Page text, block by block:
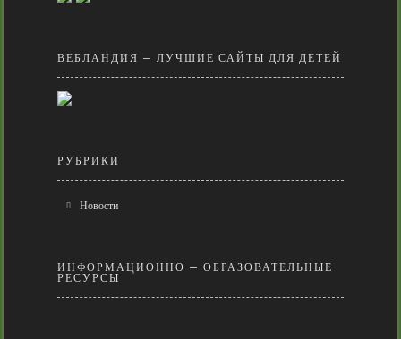
ВЕБЛАНДИЯ — ЛУЧШИЕ САЙТЫ ДЛЯ ДЕТЕЙ
РУБРИКИ
Новости
ИНФОРМАЦИОННО — ОБРАЗОВАТЕЛЬНЫЕ
РЕСУРСЫ